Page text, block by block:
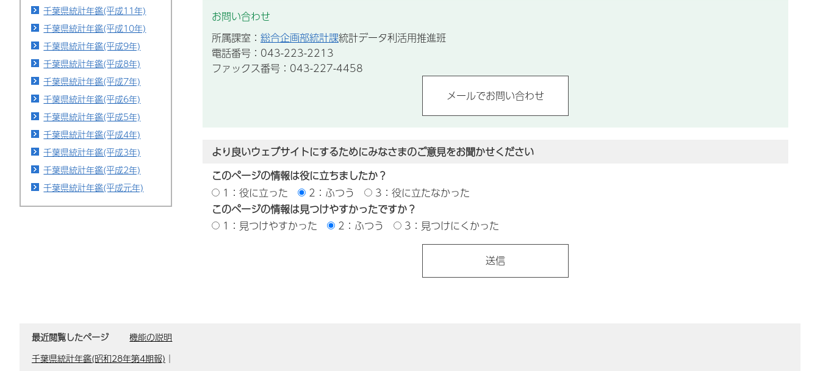
千葉県統計年鑑(平成11年)
千葉県統計年鑑(平成10年)
千葉県統計年鑑(平成9年)
千葉県統計年鑑(平成8年)
千葉県統計年鑑(平成7年)
千葉県統計年鑑(平成6年)
千葉県統計年鑑(平成5年)
千葉県統計年鑑(平成4年)
千葉県統計年鑑(平成3年)
千葉県統計年鑑(平成2年)
千葉県統計年鑑(平成元年)
お問い合わせ
所属課室： 総合企画部統計課統計データ利活用推進班
電話番号：043-223-2213
ファックス番号：043-227-4458
より良いウェブサイトにするためにみなさまのご意見をお聞かせください
このページの情報は役に立ちましたか？
1：役に立った
2：ふつう
3：役に立たなかった
このページの情報は見つけやすかったですか？
1：見つけやすかった
2：ふつう 3：見つけにくかった
最近閲覧したページ
機能の説明
千葉県統計年鑑(昭和28年第4期報) ｜